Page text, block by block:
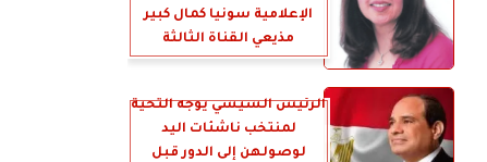
الإعلامية سونيا كمال كبير
مذيعي القناة الثالثة
الرئيس السيسي يوجه التحية
لمنتخب ناشئات اليد
لوصولهن إلى الدور قبل